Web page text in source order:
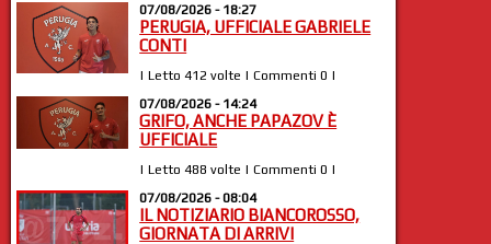
07/08/2026 - 18:27
PERUGIA, UFFICIALE GABRIELE
CONTI
| Letto 412 volte | Commenti 0 |
07/08/2026 - 14:24
GRIFO, ANCHE PAPAZOV È
UFFICIALE
| Letto 488 volte | Commenti 0 |
07/08/2026 - 08:04
IL NOTIZIARIO BIANCOROSSO,
GIORNATA DI ARRIVI